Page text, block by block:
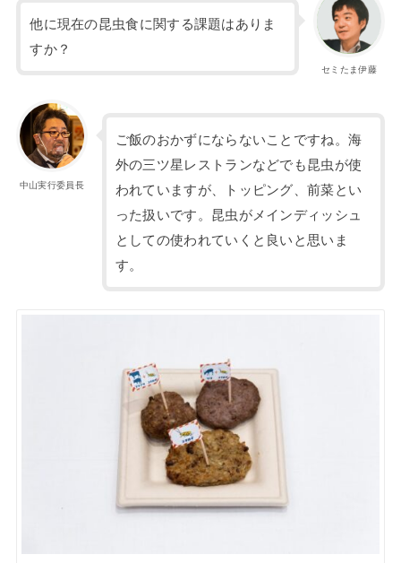
セミたま伊藤
他に現在の昆虫食に関する課題はありま
すか？
中山実行委員長
ご飯のおかずにならないことですね。海
外の三ツ星レストランなどでも昆虫が使
われていますが、トッピング、前菜とい
った扱いです。昆虫がメインディッシュ
としての使われていくと良いと思いま
す。